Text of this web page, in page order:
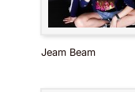
Jeam Beam